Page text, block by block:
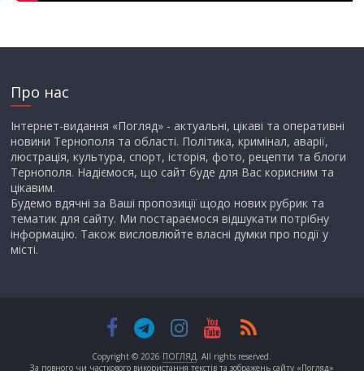
Про нас
Інтернет-видання «Погляд» - актуальні, цікаві та оперативні
новини Тернополя та області. Політика, кримінал, аварії,
люстрація, культура, спорт, історія, фото, рецепти та блоги
Тернополя. Надіємося, що сайт буде для Вас корисним та
цікавим.
Будемо вдячні за Ваші пропозиції щодо нових рубрик та
тематик для сайту. Ми постараємося відшукати потрібну
інформацію. Також висловлюйте власні думки про події у
місті.
Copyright © 2026 ПОГЛЯД . All rights reserved.
За повного чи часткового використання текстів та зображень сайту «Погляд»